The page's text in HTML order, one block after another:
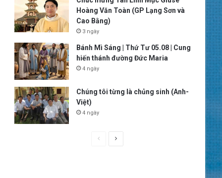
Hoàng Văn Toàn (GP Lạng Sơn và
Cao Bằng)
3 ngày
Bánh Mì Sáng | Thứ Tư 05.08 | Cung
hiến thánh đường Đức Maria
4 ngày
Chúng tôi từng là chủng sinh (Anh-
Việt)
4 ngày